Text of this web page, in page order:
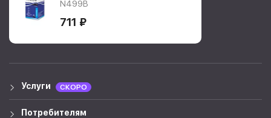
N499B
711 ₽
Услуги СКОРО
Потребителям